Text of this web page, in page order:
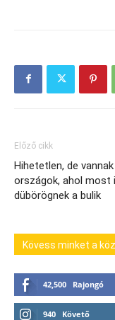
Előző cikk
Hihetetlen, de vannak
országok, ahol most
dübörögnek a bulik
Kövess minket a
42,500 Rajongó
940 Követő